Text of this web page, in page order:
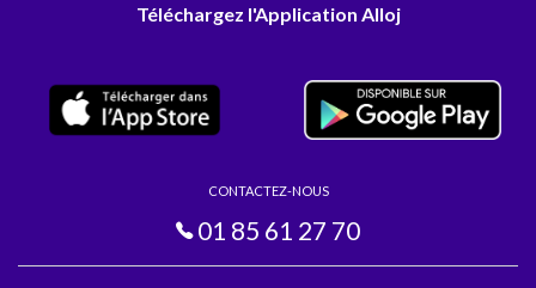
Téléchargez l'Application Alloj
CONTACTEZ-NOUS
01 85 61 27 70